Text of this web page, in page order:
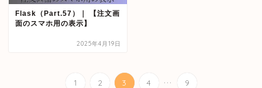
Flask（Part.57）｜ 【注文画
面のスマホ用の表示】
2025年4月19日
1 2 3 4 ... 9